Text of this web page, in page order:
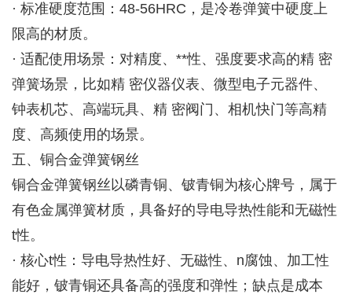
· 标准硬度范围：48-56HRC，是冷卷弹簧中硬度上
限高的材质。
· 适配使用场景：对精度、**性、强度要求高的精 密
弹簧场景，比如精 密仪器仪表、微型电子元器件、
钟表机芯、高端玩具、精 密阀门、相机快门等高精
度、高频使用的场景。
五、铜合金弹簧钢丝
铜合金弹簧钢丝以磷青铜、铍青铜为核心牌号，属于
有色金属弹簧材质，具备好的导电导热性能和无磁性
t性。
· 核心t性：导电导热性好、无磁性、n腐蚀、加工性
能好，铍青铜还具备高的强度和弹性；缺点是成本